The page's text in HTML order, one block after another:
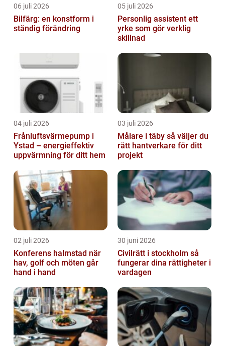
06 juli 2026
Bilfärg: en konstform i
ständig förändring
05 juli 2026
Personlig assistent ett
yrke som gör verklig
skillnad
04 juli 2026
Frånluftsvärmepump i
Ystad – energieffektiv
uppvärmning för ditt hem
03 juli 2026
Målare i täby så väljer du
rätt hantverkare för ditt
projekt
02 juli 2026
Konferens halmstad när
hav, golf och möten går
hand i hand
30 juni 2026
Civilrätt i stockholm så
fungerar dina rättigheter i
vardagen